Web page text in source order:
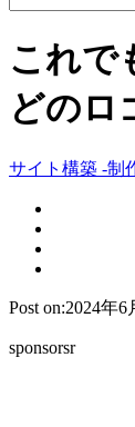
これで
どのロ
サイト構築 -制
Post on:2024年6
sponsorsr